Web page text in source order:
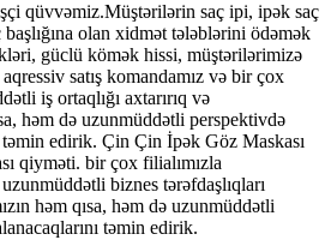
qüvvəmiz.Müştərilərin saç ipi, ipək saç
olan xidmət tələblərini ödəmək
güclü kömək hissi, müştərilərimizə
satış komandamız və bir çox
iş ortaqlığı axtarırıq və
həm də uzunmüddətli perspektivdə
təmin edirik. Çin Çin İpək Göz Maskası
qiyməti. bir çox filialımızla
biznes tərəfdaşlıqları
həm qısa, həm də uzunmüddətli
təmin edirik.